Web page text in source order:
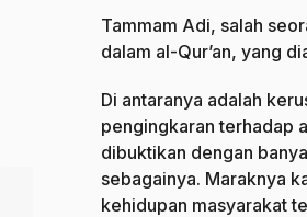
Tammam Adi, salah
dalam al-Qur’an, yang
Di antaranya adalah
pengingkaran terhadap
dibuktikan dengan
sebagainya. Maraknya
kehidupan masyarakat